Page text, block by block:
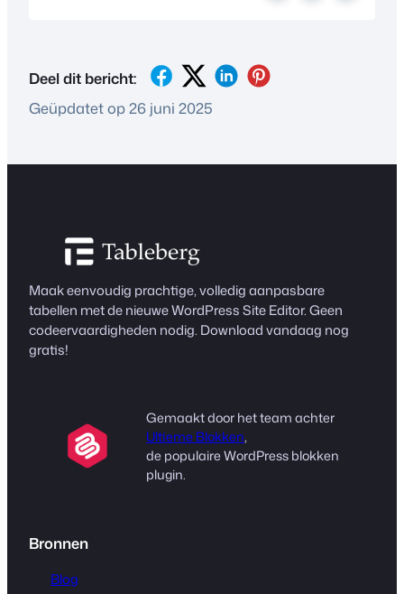
Deel dit bericht:
Geüpdatet op 26 juni 2025
Maak eenvoudig prachtige, volledig aanpasbare
tabellen met de nieuwe WordPress Site Editor. Geen
codeervaardigheden nodig. Download vandaag nog
gratis!
Gemaakt door het team achter
Ultieme Blokken,
de populaire WordPress blokken
plugin.
Bronnen
Blog